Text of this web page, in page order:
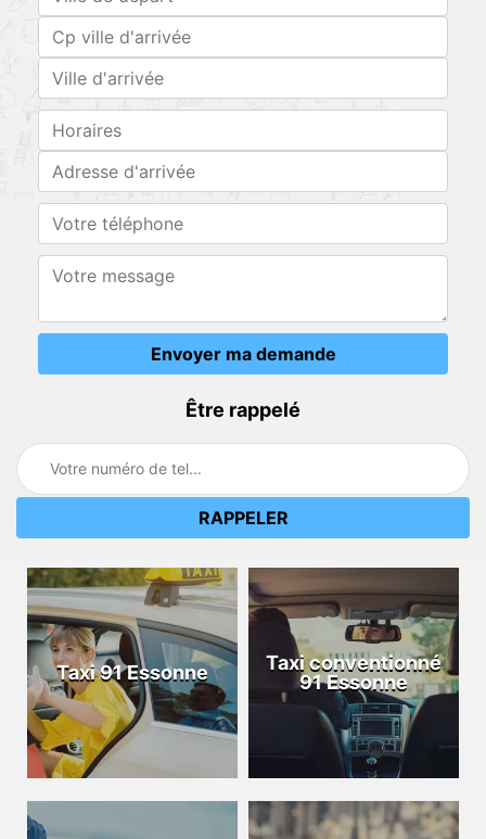
Être rappelé
Taxi 91 Essonne
Taxi conventionné
91 Essonne